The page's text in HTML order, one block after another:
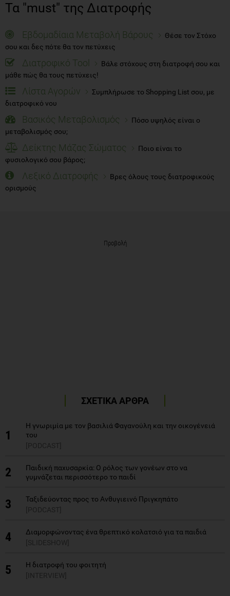
Τα "must" της Διατροφής
Εβδομαδίαια Μεταβολή Βάρους
Θέσε τον Στόχο
σου και δες πότε θα τον πετύχεις
Διατροφικό Tool
Βάλε στόχους στη διατροφή σου και
μάθε πώς θα τους πετύχεις!
Λίστα Αγορών
Συμπλήρωσε το Shopping List σου, με
διατροφικό νου
Βασικός Μεταβολισμός
Πόσο υψηλός είναι ο
μεταβολισμός σου;
Δείκτης Μάζας Σώματος
Ποιο είναι το
φυσιολογικό σου βάρος;
Λεξικό Διατροφής
Βρες όλους τους διατροφικούς
ορισμούς
Προβολή
ΣΧΕΤΙΚΑ ΑΡΘΡΑ
1
Η γνωριμία με τον βασιλιά Φαγανούλη και την οικογένειά
του
[PODCAST]
2
Παιδική παχυσαρκία: Ο ρόλος των γονέων στο να
γυμνάζεται περισσότερο το παιδί
3
Ταξιδεύοντας προς το Ανθυγιεινό Πριγκηπάτο
[PODCAST]
4
Διαμορφώνοντας ένα θρεπτικό κολατσιό για τα παιδιά
[SLIDESHOW]
5
Η διατροφή του φοιτητή
[INTERVIEW]